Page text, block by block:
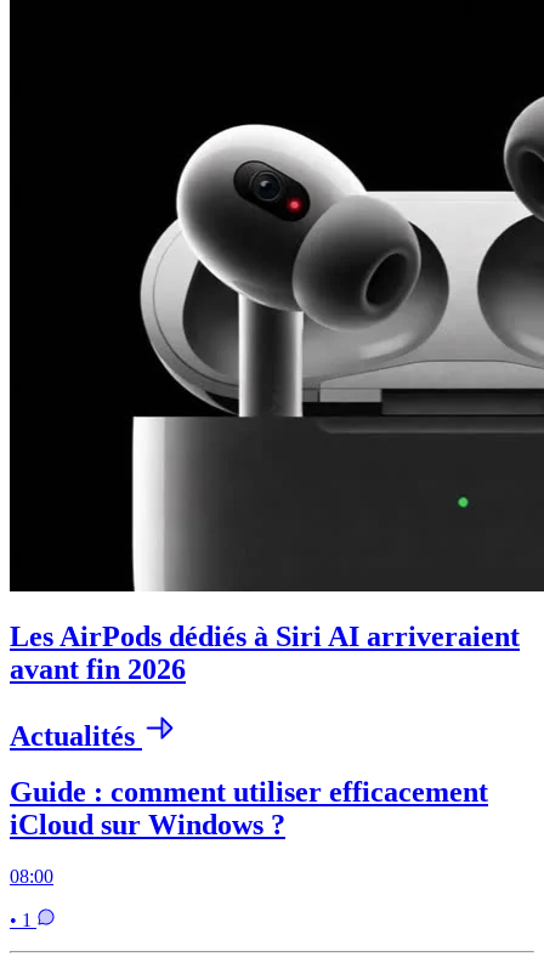
Les AirPods dédiés à Siri AI arriveraient
avant fin 2026
Actualités
Guide : comment utiliser efficacement
iCloud sur Windows ?
08:00
• 1